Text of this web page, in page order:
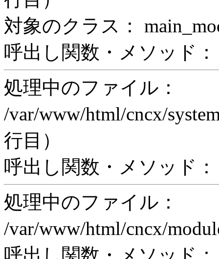
対象のクラス：
呼出し関数・メソッド：
処理中のファイル：
/var/www/html/cncx/
行目）
呼出し関数・メソッド：
処理中のファイル：
/var/www/html/cncx/